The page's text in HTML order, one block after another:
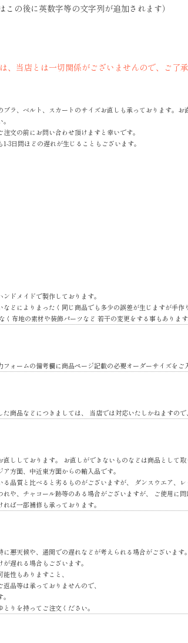
この後に英数字等の文字列が追加されます）
、当店とは一切関係がございませんので、ご了
ラ、ベルト、スカートのサイズお直しも承っております。
文の前にお問い合わせ頂けますと幸いです。
3日間ほどの遅れが生じることもございます。
ドメイドで製作しております。
どによりまったく同じ商品でも多少の誤差が生じますが手作
く布地の素材や装飾パーツなど 若干の変更をする事もありま
ォームの備考欄に商品ページ記載の必要オーダーサイズをご
商品などにつきましては、 当店では対応いたしかねますの
ししております。 お直しができないものなどは商品として取
方面、中近東方面からの輸入品です。
品質と比べると劣るものがございますが、 ダンスウエア、
や、チャコール跡等のある場合がございますが、 ご使用に
ば一部補修も承っております。
悪天候や、通関での遅れなどが考えられる場合がございます。
遅れる場合もございます。
性もありますこと、
品等は承っておりませんので、
りを持ってご注文ください。